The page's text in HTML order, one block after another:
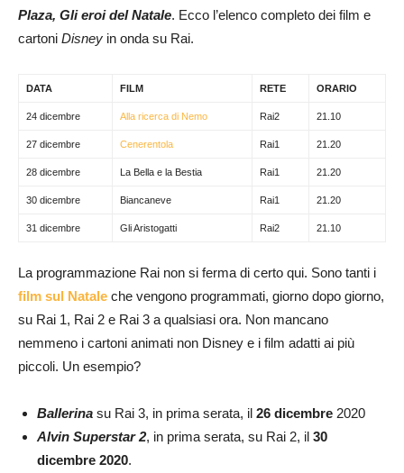
Plaza, Gli eroi del Natale. Ecco l’elenco completo dei film e
cartoni Disney in onda su Rai.
DATA FILM RETE ORARIO
24 dicembre Alla ricerca di Nemo Rai2 21.10
27 dicembre Cenerentola Rai1 21.20
28 dicembre La Bella e la Bestia Rai1 21.20
30 dicembre Biancaneve Rai1 21.20
31 dicembre Gli Aristogatti Rai2 21.10
La programmazione Rai non si ferma di certo qui. Sono tanti i
film sul Natale che vengono programmati, giorno dopo giorno,
su Rai 1, Rai 2 e Rai 3 a qualsiasi ora. Non mancano
nemmeno i cartoni animati non Disney e i film adatti ai più
piccoli. Un esempio?
Ballerina su Rai 3, in prima serata, il 26 dicembre 2020
Alvin Superstar 2, in prima serata, su Rai 2, il 30
dicembre 2020.